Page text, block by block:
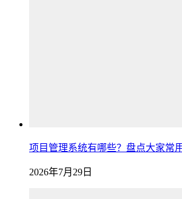
项目管理系统有哪些？盘点大家常
2026年7月29日